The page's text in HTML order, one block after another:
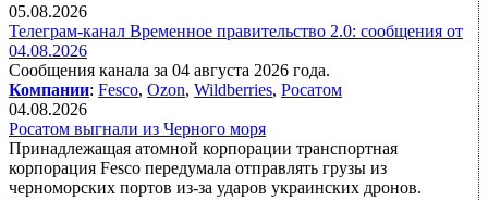
05.08.2026
Телеграм-канал Временное правительство 2.0: сообщения от
04.08.2026
Сообщения канала за 04 августа 2026 года.
Компании: Fesco, Ozon, Wildberries, Росатом
04.08.2026
Росатом выгнали из Черного моря
Принадлежащая атомной корпорации транспортная
корпорация Fesco передумала отправлять грузы из
черноморских портов из-за ударов украинских дронов.